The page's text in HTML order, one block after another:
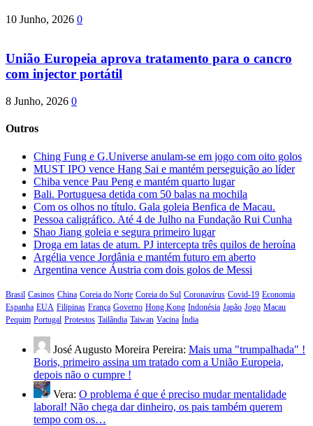
10 Junho, 2026 0
União Europeia aprova tratamento para o cancro
com injector portátil
8 Junho, 2026 0
Outros
Ching Fung e G.Universe anulam-se em jogo com oito golos
MUST IPO vence Hang Sai e mantém perseguição ao líder
Chiba vence Pau Peng e mantém quarto lugar
Bali. Portuguesa detida com 50 balas na mochila
Com os olhos no título. Gala goleia Benfica de Macau.
Pessoa caligráfico. Até 4 de Julho na Fundação Rui Cunha
Shao Jiang goleia e segura primeiro lugar
Droga em latas de atum. PJ intercepta três quilos de heroína
Argélia vence Jordânia e mantém futuro em aberto
Argentina vence Áustria com dois golos de Messi
Brasil Casinos China Coreia do Norte Coreia do Sul Coronavírus Covid-19 Economia
Espanha EUA Filipinas França Governo Hong Kong Indonésia Japão Jogo Macau
Pequim Portugal Protestos Tailândia Taiwan Vacina Índia
José Augusto Moreira Pereira: Mais uma "trumpalhada" !
Boris, primeiro assina um tratado com a União Europeia,
depois não o cumpre !
Vera: O problema é que é preciso mudar mentalidade
laboral! Não chega dar dinheiro, os pais também querem
tempo com os…